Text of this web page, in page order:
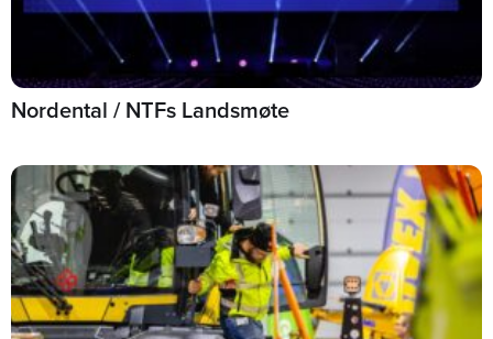
Nordental / NTFs Landsmøte